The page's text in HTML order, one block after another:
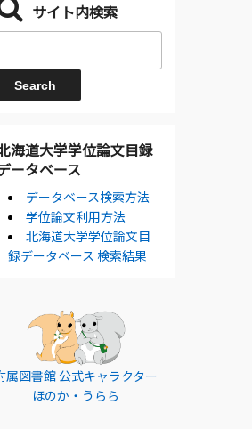
サイト内検索
海道大学学位論文目録
ータベース
データベース検索方法
学位論文利用方法
北海道大学学位論文目
録データベース 検索結果
属図書館 公式キャラクター
ほのか・うらら